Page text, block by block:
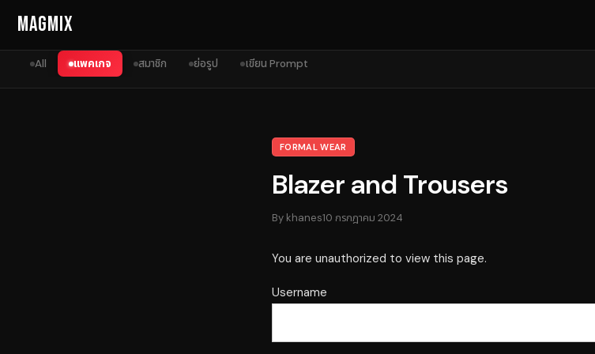
MagMix
All แพคเกจ สมาชิก ย่อรูป เขียน Prompt
FORMAL WEAR
Blazer and Trousers
By khanes10 กรกฎาคม 2024
You are unauthorized to view this page.
Username